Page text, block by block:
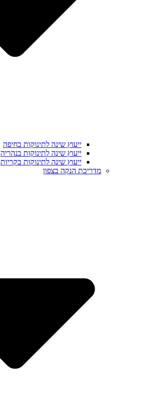
ייעוץ שינה לתינוקות בחיפה
ייעוץ שינה לתינוקות בנהריה
ייעוץ שינה לתינוקות בקריות
מדריכת הנקה בצפון